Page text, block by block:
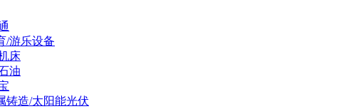
/游乐设备
床
油
铸造/太阳能光伏